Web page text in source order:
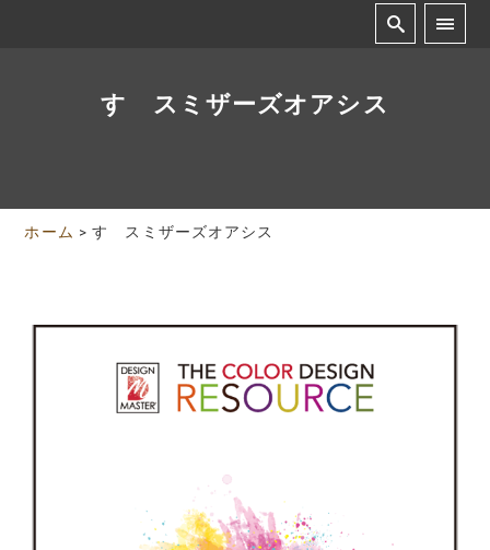
す スミザーズオアシス
ホーム >す スミザーズオアシス